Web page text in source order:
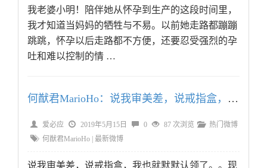
我老婆小明！陪伴她从怀孕到生产的这段时间里，
我才知道当妈妈的牺牲与不易。以前她走路都蹦蹦
跳跳，怀孕以后走路都不方便，还要忍受强烈的孕
吐和难以控制的情 …
何猷君MarioHo：说我审美差，说戒指盒，我也就默默认领了。。现在说
爱必应 2019年5月15日 0 87 次浏览
热门微博
何猷君MarioHo 最新微博
说我审美差，说戒指盒，我也就默默认领了。。现